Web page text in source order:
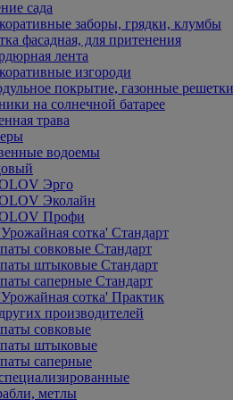
сада
заборы, грядки, клумбы
фасадная, для притенения
лента
изгороди
покрытие, газонные
на солнечной батарее
трава
водоемы
Эрго
Эколайн
Профи
сотка' Стандарт
совковые Стандарт
штыковые Стандарт
саперные Стандарт
сотка' Практик
производителей
совковые
штыковые
саперные
метлы